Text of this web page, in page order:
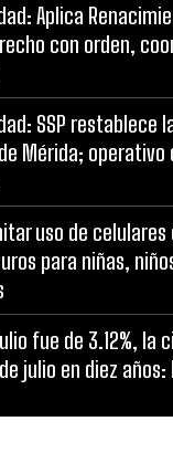
Aplica
con orden,
SSP restablece
Mérida; operativo
uso de
para niñas,
fue de 3.12%, la
julio en diez años: